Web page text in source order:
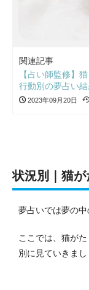
関連記事
【占い師監修】
行動別の夢占い
2023年09月20日
状況別｜猫
夢占いでは夢の中
ここでは、猫が
別に見ていきまし